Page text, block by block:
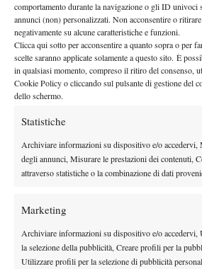
comportamento durante la navigazione o gli ID univoci
annunci (non) personalizzati. Non acconsentire o
negativamente su alcune caratteristiche e funzioni.
Clicca qui sotto per acconsentire a quanto sopra o per
scelte saranno applicate solamente a questo sito. È
in qualsiasi momento, compreso il ritiro del consenso,
Cookie Policy o cliccando sul pulsante di gestione del
dello schermo.
Statistiche
Archiviare informazioni su dispositivo e/o accedervi,
degli annunci, Misurare le prestazioni dei contenuti,
attraverso statistiche o la combinazione di dati
Marketing
Archiviare informazioni su dispositivo e/o accedervi,
la selezione della pubblicità, Creare profili per la
Utilizzare profili per la selezione di pubblicità
under 18, e il coetaneo Filiberto
toccherà subito a Leonardo Malgaroli,
lombardo, e a Massimo Brambati.
mettono in palio la qualificazione, e
sabato a giocarsi le proprie chance
(che partirà dalla semifinale), Federico
qualificato. A seguire il duello Vanni-
contro l’altro qualificato. Dalle 14.30 le
Facebook (PalaIseo) e su quella
Agazzi – Trofeo CST.